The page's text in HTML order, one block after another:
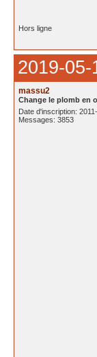
Hors ligne
2019-
massu2
Change le plomb en
Date d'inscription:
Messages: 3853